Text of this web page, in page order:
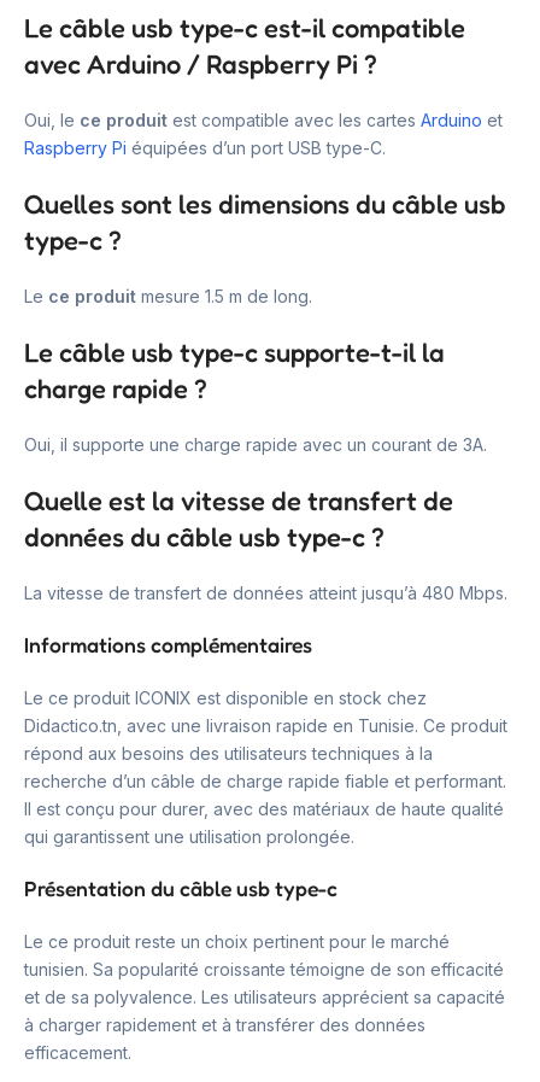
Le câble usb type-c est-il compatible
avec Arduino / Raspberry Pi ?
Oui, le ce produit est compatible avec les cartes Arduino et
Raspberry Pi équipées d’un port USB type-C.
Quelles sont les dimensions du câble usb
type-c ?
Le ce produit mesure 1.5 m de long.
Le câble usb type-c supporte-t-il la
charge rapide ?
Oui, il supporte une charge rapide avec un courant de 3A.
Quelle est la vitesse de transfert de
données du câble usb type-c ?
La vitesse de transfert de données atteint jusqu’à 480 Mbps.
Informations complémentaires
Le ce produit ICONIX est disponible en stock chez
Didactico.tn, avec une livraison rapide en Tunisie. Ce produit
répond aux besoins des utilisateurs techniques à la
recherche d’un câble de charge rapide fiable et performant.
Il est conçu pour durer, avec des matériaux de haute qualité
qui garantissent une utilisation prolongée.
Présentation du câble usb type-c
Le ce produit reste un choix pertinent pour le marché
tunisien. Sa popularité croissante témoigne de son efficacité
et de sa polyvalence. Les utilisateurs apprécient sa capacité
à charger rapidement et à transférer des données
efficacement.